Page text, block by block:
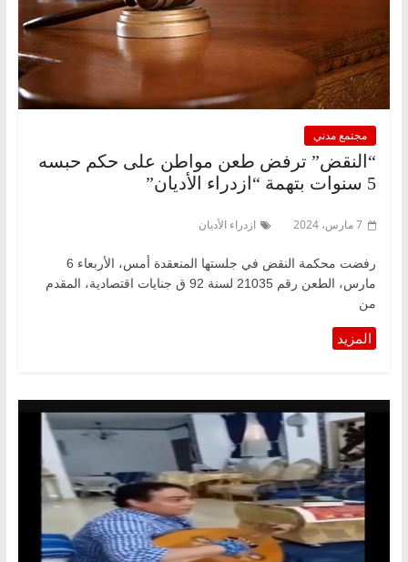
مجتمع مدني
“النقض” ترفض طعن مواطن على حكم حبسه
5 سنوات بتهمة “ازدراء الأديان”
7 مارس، 2024 ازدراء الأديان
رفضت محكمة النقض في جلستها المنعقدة أمس، الأربعاء 6
مارس، الطعن رقم 21035 لسنة 92 ق جنايات اقتصادية، المقدم
من